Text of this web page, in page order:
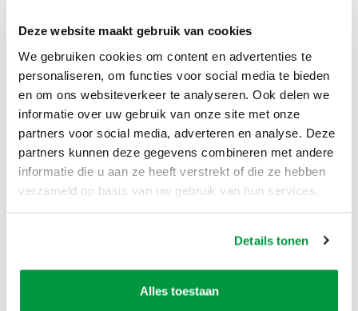
Deze website maakt gebruik van cookies
We gebruiken cookies om content en advertenties te
personaliseren, om functies voor social media te bieden
en om ons websiteverkeer te analyseren. Ook delen we
informatie over uw gebruik van onze site met onze
partners voor social media, adverteren en analyse. Deze
partners kunnen deze gegevens combineren met andere
informatie die u aan ze heeft verstrekt of die ze hebben
verzameld op basis van uw gebruik van hun services.
Details tonen
Alles toestaan
pop!
De opblaasbare pop man op motor 65 jaar zelf
in een transport zak
Scheer/spanlijnen,
4 grote haringen voor in de grond
4 kleine haringen voor tussen de tegels of
klinkers
De blower van 450 Watt
Eenvoudig te vervoeren!
De feestpop man op motor 65 jaar pop past
Het is mogelijk om dit product te huren en zelf op